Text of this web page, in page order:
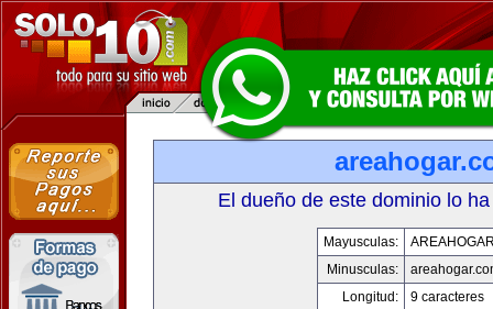
El dueño de este dominio lo
Mayusculas:
Minusculas:
Longitud:
9 caracteres